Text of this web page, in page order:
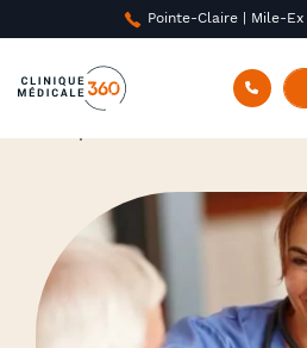
Pointe-Claire | Mile-Ex